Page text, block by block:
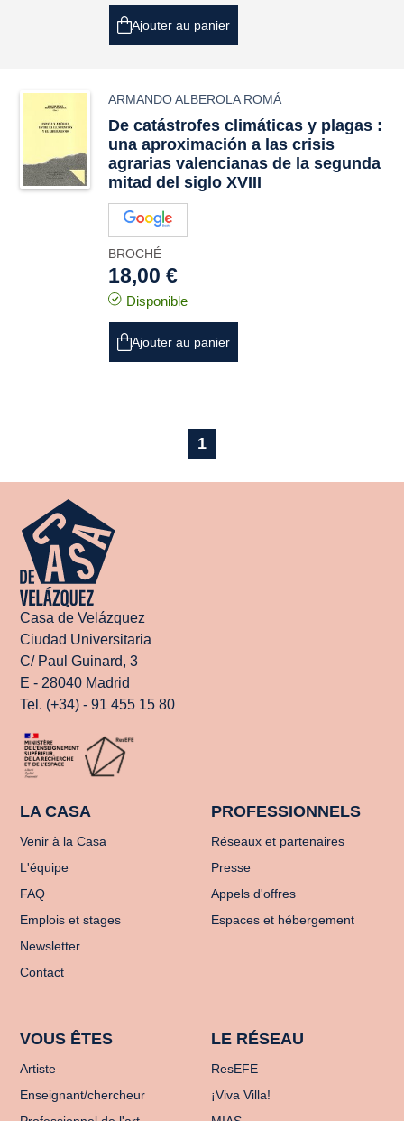
Ajouter au panier
ARMANDO ALBEROLA ROMÁ
De catástrofes climáticas y plagas :
una aproximación a las crisis
agrarias valencianas de la segunda
mitad del siglo XVIII
BROCHÉ
18,00 €
Disponible
Ajouter au panier
1
Casa de Velázquez
Ciudad Universitaria
C/ Paul Guinard, 3
E - 28040 Madrid
Tel. (+34) - 91 455 15 80
LA CASA
Venir à la Casa
L'équipe
FAQ
Emplois et stages
Newsletter
Contact
PROFESSIONNELS
Réseaux et partenaires
Presse
Appels d'offres
Espaces et hébergement
VOUS ÊTES
Artiste
Enseignant/chercheur
LE RÉSEAU
ResEFE
¡Viva Villa!